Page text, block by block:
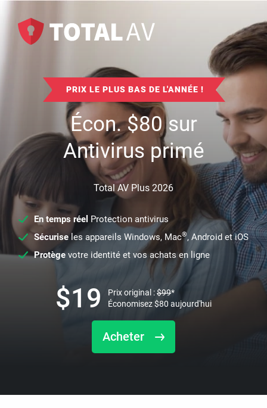
PRIX LE PLUS BAS DE L'ANNÉE !
Écon.$80sur
Antivirus primé
Total AV Plus 2026
En temps réel Protection antivirus
Sécuriseles appareils Windows, Mac®, Android et iOS
Protège votre identité et vos achats en ligne
Acheter
$19 Prix original :$99*
Économisez$80 aujourd'hui